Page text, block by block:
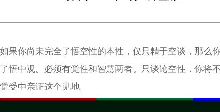
如果你尚未完全了悟空性的本性，仅只精于空谈，那么
了悟中观。必须有觉性和智慧两者。只谈论空性，你将
觉受中亲证这个见地。